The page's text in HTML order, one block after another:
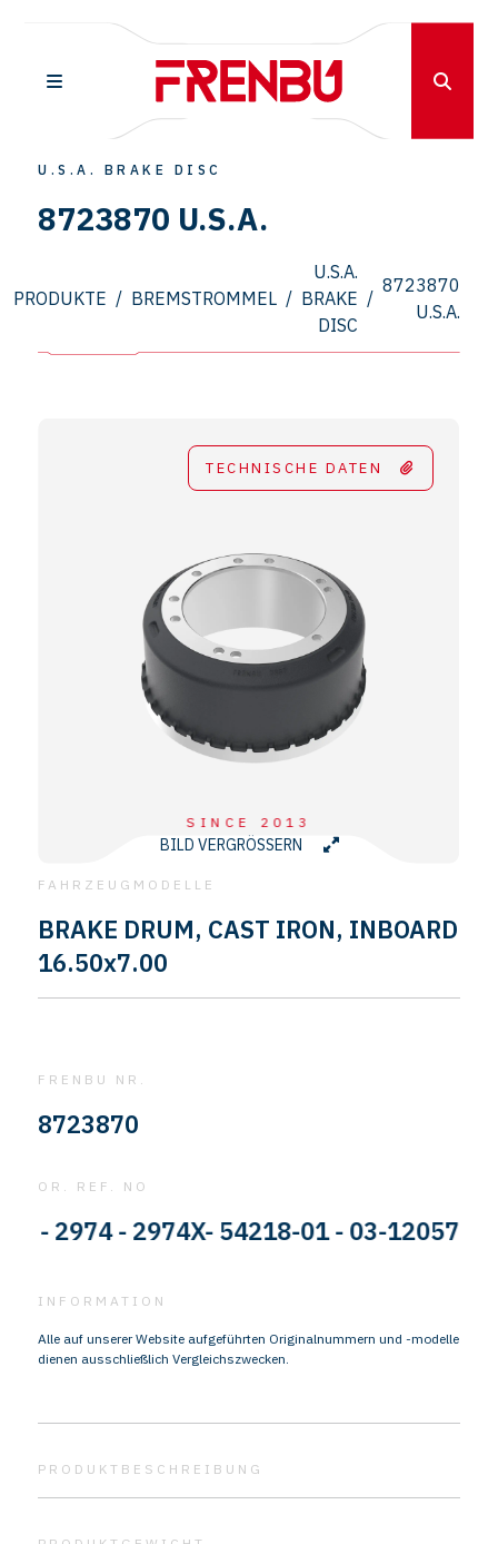
SINCE 2013
U.S.A. BRAKE DISC
8723870 U.S.A.
PRODUKTE / BREMSTROMMEL /
U.S.A.
BRAKE
DISC
/
8723870
U.S.A.
TECHNISCHE DATEN
BILD VERGRÖSSERN
FAHRZEUGMODELLE
BRAKE DRUM, CAST IRON, INBOARD
16.50x7.00
FRENBU NR.
8723870
OR. REF. NO
2974 - 2974X- 54218-01 - 03-120574-002
INFORMATION
Alle auf unserer Website aufgeführten Originalnummern und -modelle
dienen ausschließlich Vergleichszwecken.
PRODUKTBESCHREIBUNG